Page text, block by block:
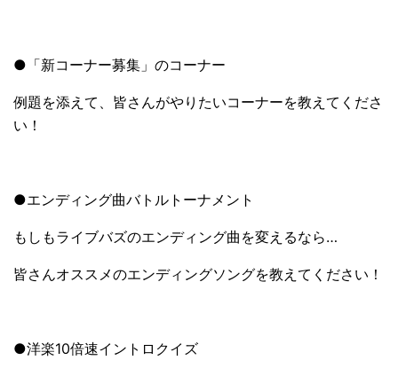
●「新コーナー募集」のコーナー
例題を添えて、皆さんがやりたいコーナーを教えてくださ
い！
●エンディング曲バトルトーナメント
もしもライブバズのエンディング曲を変えるなら…
皆さんオススメのエンディングソングを教えてください！
●洋楽10倍速イントロクイズ